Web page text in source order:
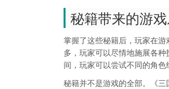
秘籍带来的游
掌握了这些秘籍后，玩家在
多，玩家可以尽情地施展各
间，玩家可以尝试不同的角
秘籍并不是游戏的全部。《